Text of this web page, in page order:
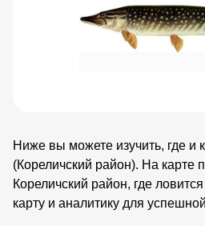
Ниже вы можете изучить, где и
(Кореличский район). На карте
Кореличский район, где
карту и аналитику для